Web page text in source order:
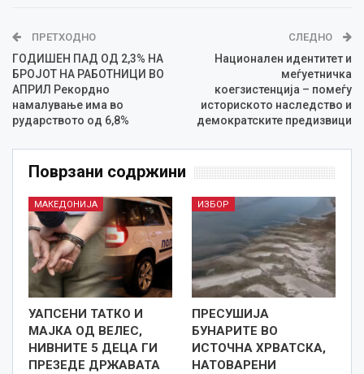
ПРЕТХОДНО
ГОДИШЕН ПАД ОД 2,3% НА
БРОЈОТ НА РАБОТНИЦИ ВО
АПРИЛ Рекордно
намалување има во
рударството од 6,8%
СЛЕДНО
Национален идентитет и
меѓуетничка
коегзистенција – помеѓу
историското наследство и
демократските предизвици
Поврзани содржини
МАКЕДОНИЈА
УАПСЕНИ ТАТКО И
МАЈКА ОД ВЕЛЕС,
НИВНИТЕ 5 ДЕЦА ГИ
ПРЕЗЕДЕ ДРЖАВАТА
ИЗБОР
ПРЕСУШИЈА
БУНАРИТЕ ВО
ИСТОЧНА ХРВАТСКА,
НАТОВАРЕНИ